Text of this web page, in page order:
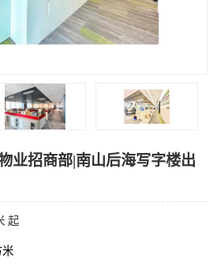
业招商部|南山后海写字楼出
起
米
罗湖区
石岩